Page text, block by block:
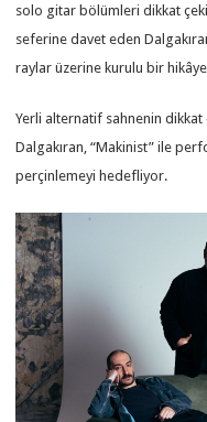
solo gitar bölümleri dikkat
seferine davet eden
raylar üzerine kurulu bir
Yerli alternatif sahnenin
Dalgakıran, “Makinist” ile
perçinlemeyi hedefliyor.